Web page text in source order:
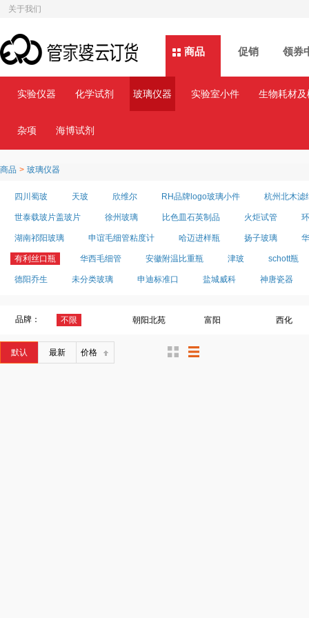
关于我们
商品
实验仪器 化学试剂 玻璃仪器 实验室小件 生物耗材
杂项 海博试剂
商品 促销 领券
商品 > 玻璃仪器
四川蜀玻 天玻 欣维尔 RH品牌logo玻璃小件 杭州北木滤
世泰载玻片盖玻片 徐州玻璃 比色皿石英制品 火炬试管
湖南祁阳玻璃 申谊毛细管粘度计 哈迈进样瓶 扬子玻璃
有利丝口瓶 华西毛细管 安徽附温比重瓶 津玻 schott瓶
德阳乔生 未分类玻璃 申迪标准口 盐城威科 神唐瓷器
品牌： 不限 朝阳北苑 富阳 西化
默认 最新 价格